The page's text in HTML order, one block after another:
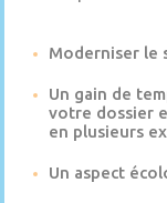
Moderniser le
Un gain de
votre dossier
en plusieurs
Un aspect